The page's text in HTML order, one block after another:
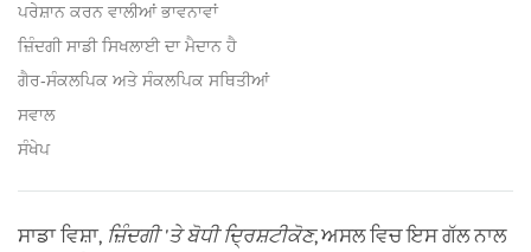
ਪਰੇਸ਼ਾਨ ਕਰਨ ਵਾਲੀਆਂ ਭਾਵਨਾਵਾਂ
ਜ਼ਿੰਦਗੀ ਸਾਡੀ ਸਿਖਲਾਈ ਦਾ ਮੈਦਾਨ ਹੈ
ਗੈਰ-ਸੰਕਲਪਿਕ ਅਤੇ ਸੰਕਲਪਿਕ ਸਥਿਤੀਆਂ
ਸਵਾਲ
ਸੰਖੇਪ
ਸਾਡਾ ਵਿਸ਼ਾ, ਜ਼ਿੰਦਗੀ 'ਤੇ ਬੋਧੀ ਦ੍ਰਿਸ਼ਟੀਕੋਣ, ਅਸਲ ਵਿਚ ਇਸ ਗੱਲ ਨਾਲ